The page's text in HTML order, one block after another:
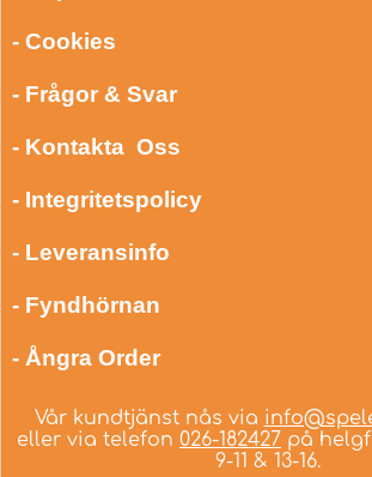
- Cookies
- Frågor & Svar
- Kontakta Oss
- Integritetspolicy
- Leveransinfo
- Fyndhörnan
- Ångra Order
Vår kundtjänst nås via
eller via telefon 026-182427 på
9-11 & 13-16.